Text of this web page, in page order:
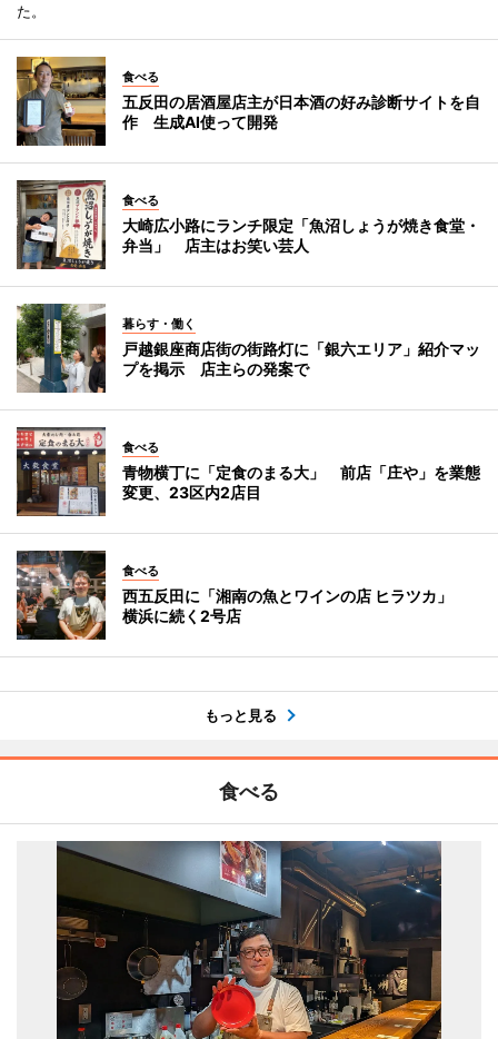
た。
食べる
五反田の居酒屋店主が日本酒の好み診断サイトを自
作 生成AI使って開発
食べる
大崎広小路にランチ限定「魚沼しょうが焼き食堂・
弁当」 店主はお笑い芸人
暮らす・働く
戸越銀座商店街の街路灯に「銀六エリア」紹介マッ
プを掲示 店主らの発案で
食べる
青物横丁に「定食のまる大」 前店「庄や」を業態
変更、23区内2店目
食べる
西五反田に「湘南の魚とワインの店 ヒラツカ」
横浜に続く2号店
もっと見る
食べる